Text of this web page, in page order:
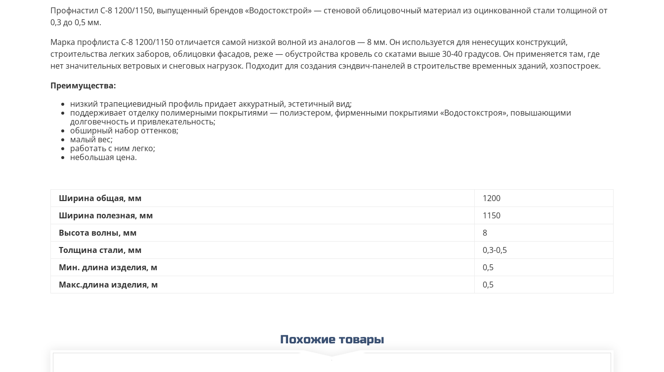
Профнастил С-8 1200/1150, выпущенный брендов «Водостокстрой» — стеновой облицовочный материал из оцинкованной стали толщиной от
0,3 до 0,5 мм.
Марка профлиста С-8 1200/1150 отличается самой низкой волной из аналогов — 8 мм. Он используется для ненесущих конструкций,
строительства легких заборов, облицовки фасадов, реже — обустройства кровель со скатами выше 30-40 градусов. Он применяется там, где
нет значительных ветровых и снеговых нагрузок. Подходит для создания сэндвич-панелей в строительстве временных зданий, хозпостроек.
Преимущества:
низкий трапециевидный профиль придает аккуратный, эстетичный вид;
поддерживает отделку полимерными покрытиями — полиэстером, фирменными покрытиями «Водостокстроя», повышающими
долговечность и привлекательность;
обширный набор оттенков;
малый вес;
работать с ним легко;
небольшая цена.
Ширина общая, мм
1200
Ширина полезная, мм
1150
Высота волны, мм
8
Толщина стали, мм
0,3-0,5
Мин. длина изделия, м
0,5
Макс.длина изделия, м
0,5
Похожие товары